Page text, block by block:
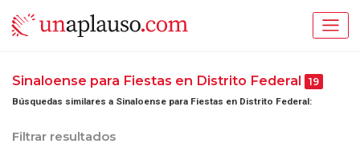
Sinaloense para Fiestas en Distrito Federal 19
Búsquedas similares a Sinaloense para Fiestas en Distrito Federal:
Filtrar resultados